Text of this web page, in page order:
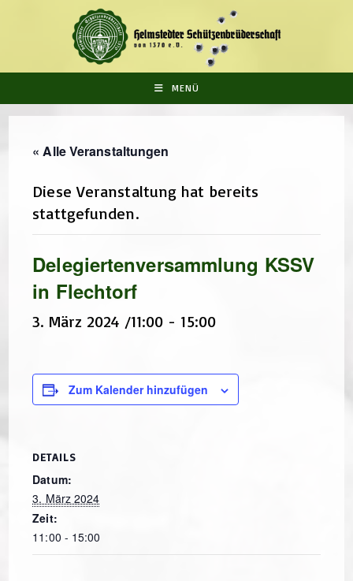
MENÜ
« Alle Veranstaltungen
Diese Veranstaltung hat bereits
stattgefunden.
Delegiertenversammlung KSSV
in Flechtorf
3. März 2024 /11:00 - 15:00
Zum Kalender hinzufügen
DETAILS
Datum:
3. März 2024
Zeit:
11:00 - 15:00